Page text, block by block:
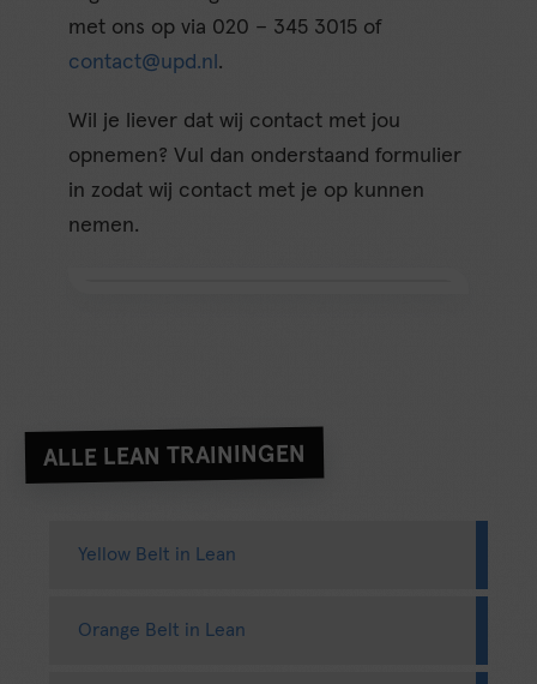
met ons op via 020 – 345 3015 of
contact@upd.nl .
Wil je liever dat wij contact met jou
opnemen? Vul dan onderstaand formulier
in zodat wij contact met je op kunnen
nemen.
ALLE LEAN TRAININGEN
Yellow Belt in Lean
Orange Belt in Lean